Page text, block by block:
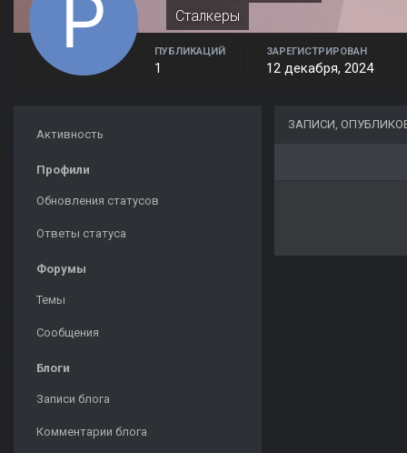
Сталкеры
ПУБЛИКАЦИЙ
1
ЗАРЕГИСТРИРОВАН
12 декабря, 2024
Активность
Профили
Обновления статусов
Ответы статуса
Форумы
Темы
Сообщения
Блоги
Записи блога
Комментарии блога
ЗАПИСИ,